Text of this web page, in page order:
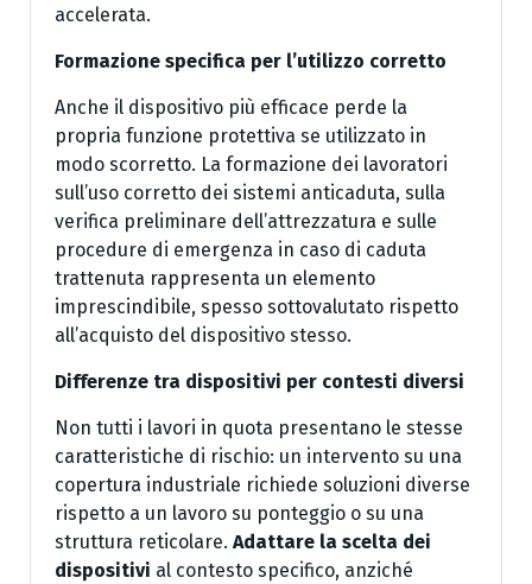
accelerata.
Formazione specifica per l’utilizzo corretto
Anche il dispositivo più efficace perde la
propria funzione protettiva se utilizzato in
modo scorretto. La formazione dei lavoratori
sull’uso corretto dei sistemi anticaduta, sulla
verifica preliminare dell’attrezzatura e sulle
procedure di emergenza in caso di caduta
trattenuta rappresenta un elemento
imprescindibile, spesso sottovalutato rispetto
all’acquisto del dispositivo stesso.
Differenze tra dispositivi per contesti diversi
Non tutti i lavori in quota presentano le stesse
caratteristiche di rischio: un intervento su una
copertura industriale richiede soluzioni diverse
rispetto a un lavoro su ponteggio o su una
struttura reticolare. Adattare la scelta dei
dispositivi al contesto specifico, anziché